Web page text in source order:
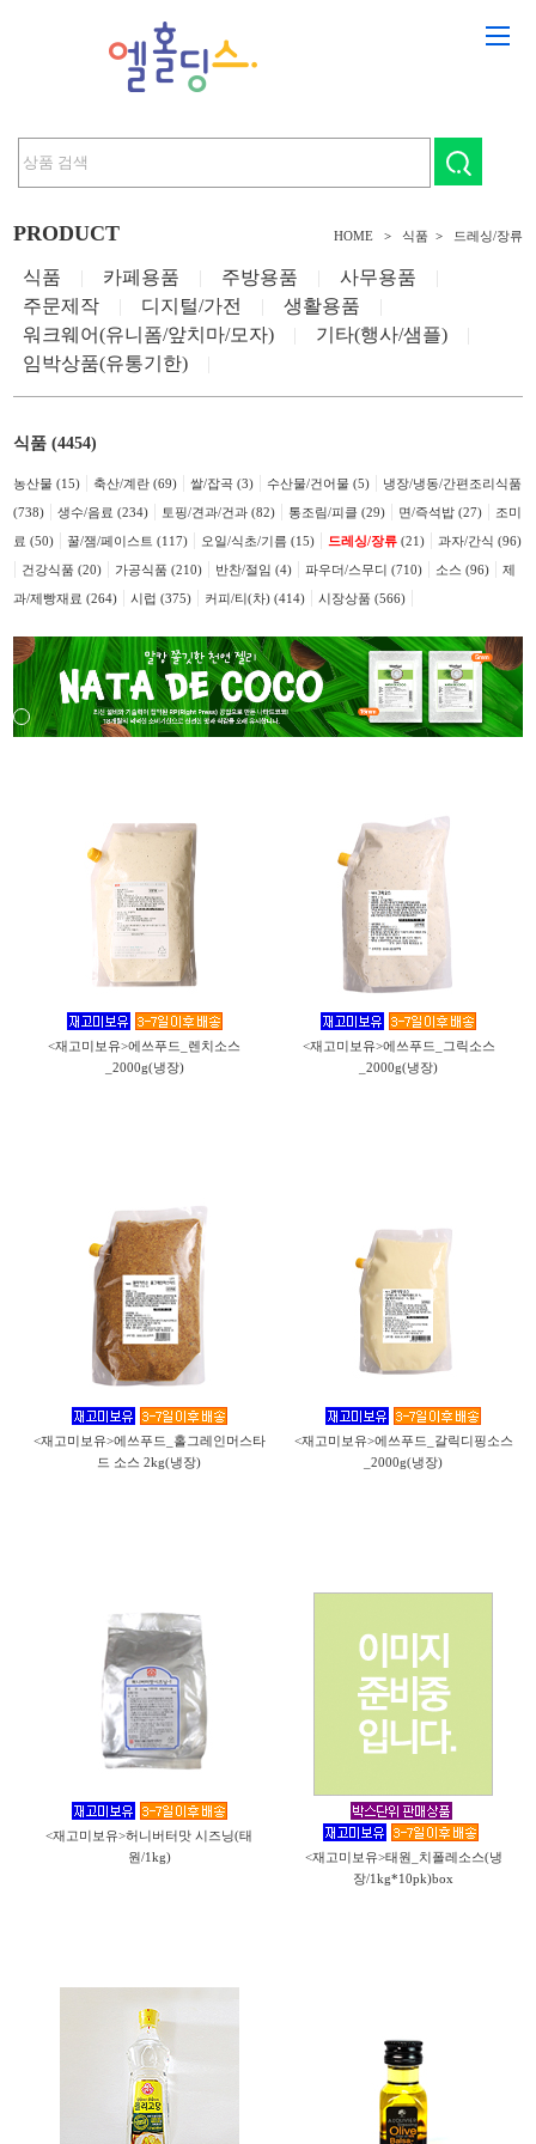
PRODUCT HOME> 식품 > 드레싱/장류
식품 | 카페용품 | 주방용품 | 사무용품
|
주문제작
| 디지털/가전 | 생활용품
|
워크웨어(유니폼/앞치마/모자)
| 기타(행사/샘플)
|
임박상품(유통기한)
|
식품 (4454)
농산물 (15) | 축산/계란 (69) | 쌀/잡곡 (3) | 수산물/건어물 (5) | 냉장/냉동/간편조리식품
(738) | 생수/음료 (234) | 토핑/견과/건과 (82) | 통조림/피클 (29) | 면/즉석밥 (27) | 조미
료 (50) | 꿀/잼/페이스트 (117) | 오일/식초/기름 (15) | 드레싱/장류 (21) | 과자/간식 (96)
| 건강식품 (20) | 가공식품 (210) | 반찬/절임 (4) | 파우더/스무디 (710) | 소스 (96) | 제
과/제빵재료 (264) | 시럽 (375) | 커피/티(차) (414) | 시장상품 (566) |
<재고미보유>에쓰푸드_렌치소스
_2000g(냉장)
<재고미보유>에쓰푸드_그릭소스
_2000g(냉장)
<재고미보유>에쓰푸드_홀그레인머스타
드 소스 2kg(냉장)
<재고미보유>에쓰푸드_갈릭디핑소스
_2000g(냉장)
<재고미보유>허니버터맛 시즈닝(태
원/1kg)
<재고미보유>태원_치폴레소스(냉
장/1kg*10pk)box